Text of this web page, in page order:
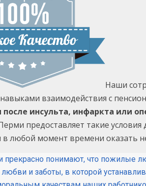
Наши
взаимодействия с
после инсульта, инфаркта или
предоставляет такие условия
в любой момент времени оказать
прекрасно понимают, что пожилые
и заботы, в которой